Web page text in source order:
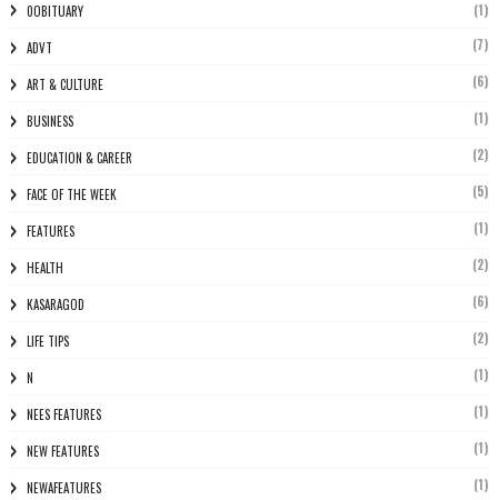
0OBITUARY (1)
ADVT (7)
ART & CULTURE (6)
BUSINESS (1)
EDUCATION & CAREER (2)
FACE OF THE WEEK (5)
FEATURES (1)
HEALTH (2)
KASARAGOD (6)
LIFE TIPS (2)
N (1)
NEES FEATURES (1)
NEW FEATURES (1)
NEWAFEATURES (1)